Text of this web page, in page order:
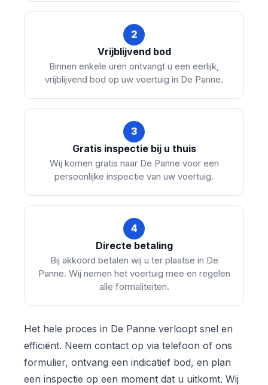
2
Vrijblijvend bod
Binnen enkele uren ontvangt u een eerlijk,
vrijblijvend bod op uw voertuig in De Panne.
3
Gratis inspectie bij u thuis
Wij komen gratis naar De Panne voor een
persoonlijke inspectie van uw voertuig.
4
Directe betaling
Bij akkoord betalen wij u ter plaatse in De
Panne. Wij nemen het voertuig mee en regelen
alle formaliteiten.
Het hele proces in De Panne verloopt snel en
efficiënt. Neem contact op via telefoon of ons
formulier, ontvang een indicatief bod, en plan
een inspectie op een moment dat u uitkomt. Wij